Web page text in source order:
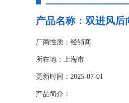
产品名称：双进风后
厂商性质：经销商
所在地：上海市
更新时间：2025-07-01
产品简介：